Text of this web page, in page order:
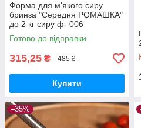
Форма для м'якого сиру
бринза "Середня РОМАШКА"
до 2 кг сиру ф- 006
Готово до відправки
315,25 ₴ 485 ₴
Купити
–35%